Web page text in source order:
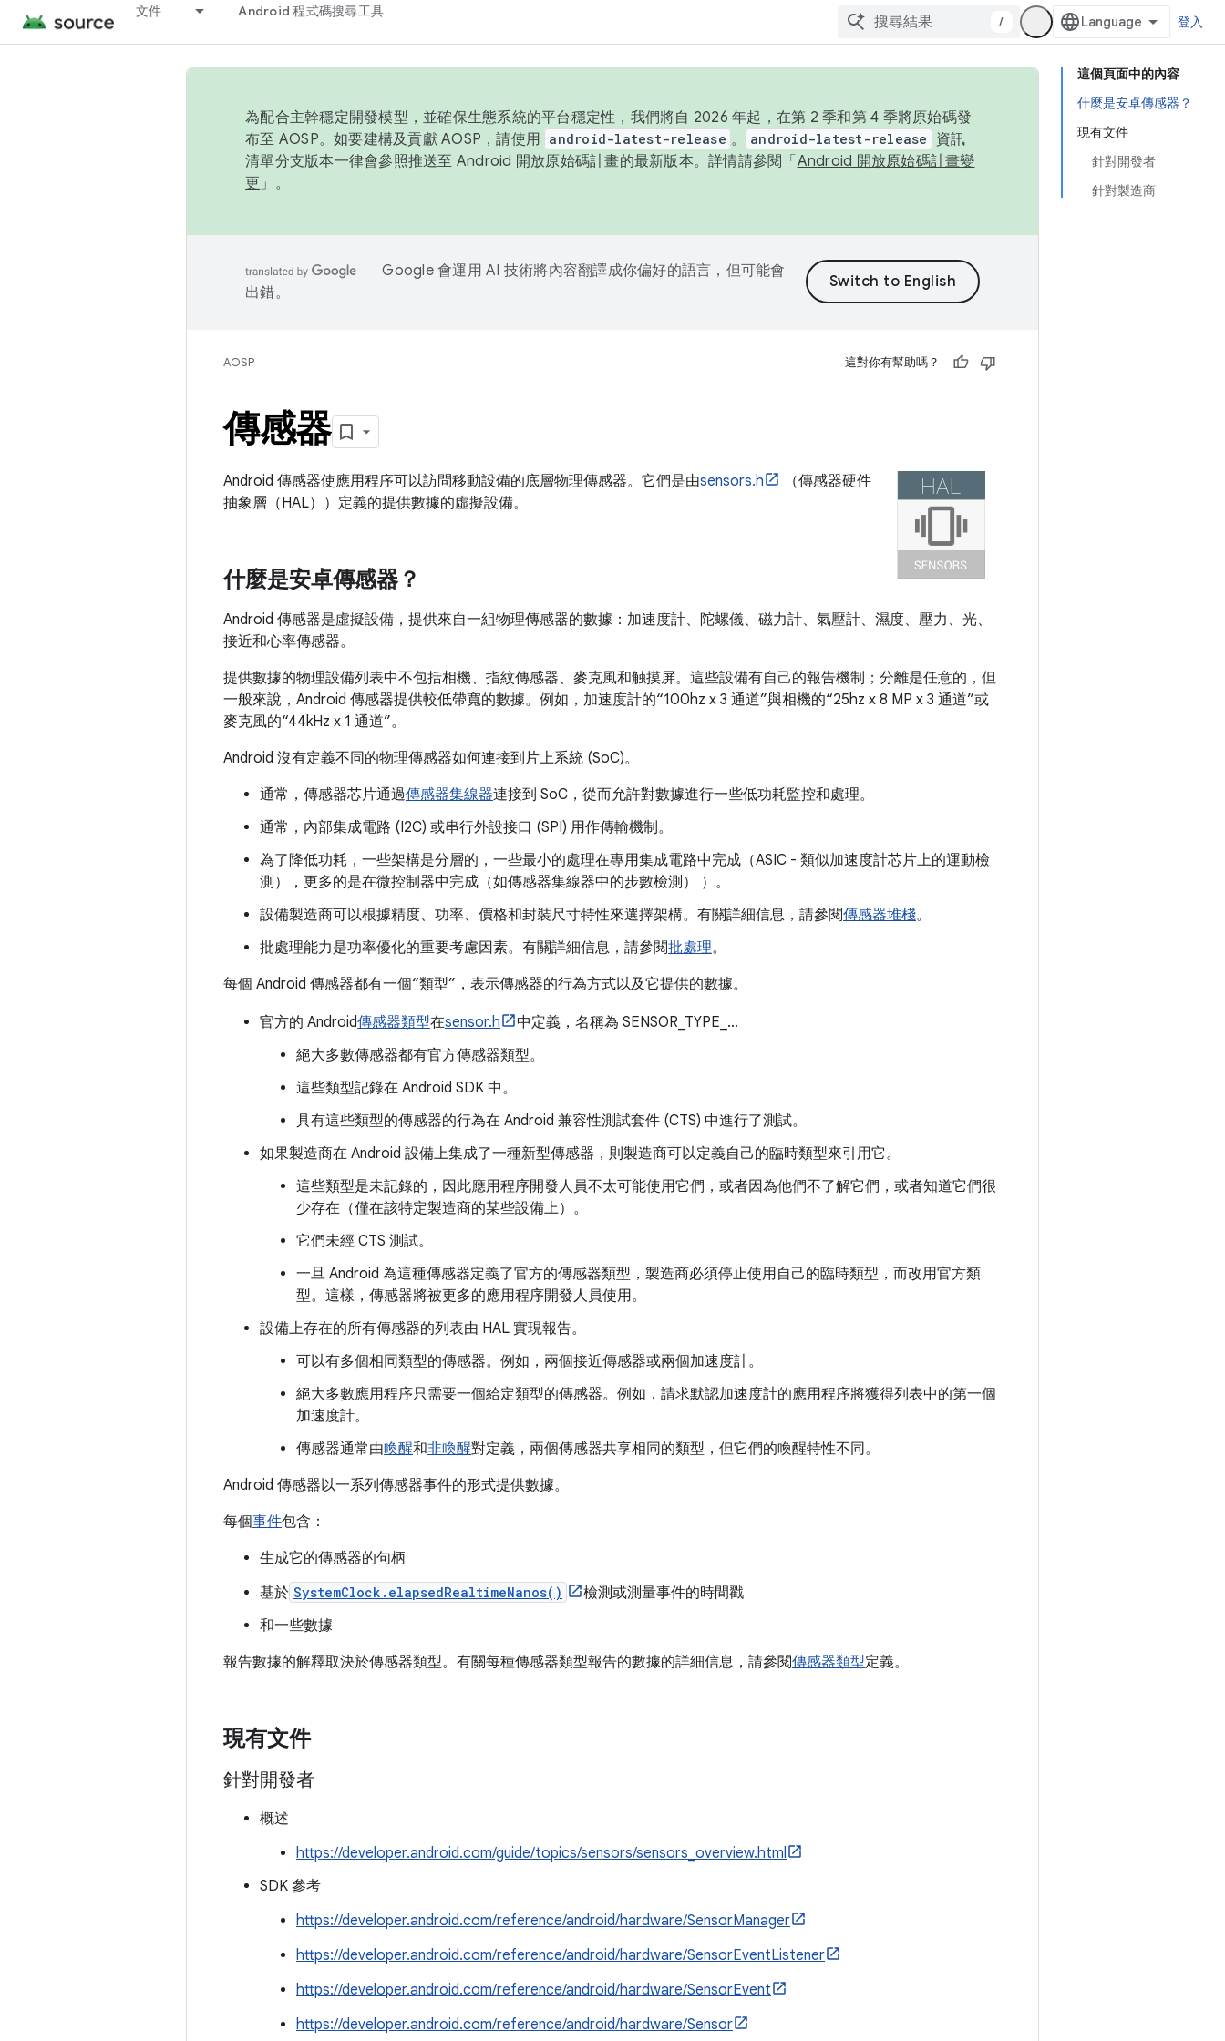
文件 Android 程式碼搜尋工具
/ 登入
這個頁面中的內容
什麼是安卓傳感器？
現有文件
針對開發者
針對製造商
為配合主幹穩定開發模型，並確保生態系統的平台穩定性，我們將自 2026 年起，在第 2 季和第 4 季將原始碼發
布至 AOSP。如要建構及貢獻 AOSP，請使用 android-latest-release 。 android-latest-release
資訊
清單分支版本一律會參照推送至 Android 開放原始碼計畫的最新版本。詳情請參閱「 Android 開放原始碼計畫變
更 」。
Google 會運用 AI 技術將內容翻譯成你偏好的語言，但可能會
出錯。
AOSP 這對你有幫助嗎？
傳感器
Android 傳感器使應用程序可以訪問移動設備的底層物理傳感器。它們是由sensors.h
（傳感器硬件
抽象層（HAL））定義的提供數據的虛擬設備。
什麼是安卓傳感器？
Android 傳感器是虛擬設備，提供來自一組物理傳感器的數據：加速度計、陀螺儀、磁力計、氣壓計、濕度、壓力、光、
接近和心率傳感器。
提供數據的物理設備列表中不包括相機、指紋傳感器、麥克風和触摸屏。這些設備有自己的報告機制；分離是任意的，但
一般來說，Android 傳感器提供較低帶寬的數據。例如，加速度計的“100hz x 3 通道”與相機的“25hz x 8 MP x 3 通道”或
麥克風的“44kHz x 1 通道”。
Android 沒有定義不同的物理傳感器如何連接到片上系統 (SoC)。
通常，傳感器芯片通過傳感器集線器連接到 SoC，從而允許對數據進行一些低功耗監控和處理。
通常，內部集成電路 (I2C) 或串行外設接口 (SPI) 用作傳輸機制。
為了降低功耗，一些架構是分層的，一些最小的處理在專用集成電路中完成（ASIC - 類似加速度計芯片上的運動檢
測），更多的是在微控制器中完成（如傳感器集線器中的步數檢測） ）。
設備製造商可以根據精度、功率、價格和封裝尺寸特性來選擇架構。有關詳細信息，請參閱傳感器堆棧。
批處理能力是功率優化的重要考慮因素。有關詳細信息，請參閱批處理。
每個 Android 傳感器都有一個“類型”，表示傳感器的行為方式以及它提供的數據。
官方的 Android傳感器類型在sensor.h
中定義，名稱為 SENSOR_TYPE_...
絕大多數傳感器都有官方傳感器類型。
這些類型記錄在 Android SDK 中。
具有這些類型的傳感器的行為在 Android 兼容性測試套件 (CTS) 中進行了測試。
如果製造商在 Android 設備上集成了一種新型傳感器，則製造商可以定義自己的臨時類型來引用它。
這些類型是未記錄的，因此應用程序開發人員不太可能使用它們，或者因為他們不了解它們，或者知道它們很
少存在（僅在該特定製造商的某些設備上）。
它們未經 CTS 測試。
一旦 Android 為這種傳感器定義了官方的傳感器類型，製造商必須停止使用自己的臨時類型，而改用官方類
型。這樣，傳感器將被更多的應用程序開發人員使用。
設備上存在的所有傳感器的列表由 HAL 實現報告。
可以有多個相同類型的傳感器。例如，兩個接近傳感器或兩個加速度計。
絕大多數應用程序只需要一個給定類型的傳感器。例如，請求默認加速度計的應用程序將獲得列表中的第一個
加速度計。
傳感器通常由喚醒和非喚醒對定義，兩個傳感器共享相同的類型，但它們的喚醒特性不同。
Android 傳感器以一系列傳感器事件的形式提供數據。
每個事件包含：
生成它的傳感器的句柄
基於 SystemClock.elapsedRealtimeNanos()
檢測或測量事件的時間戳
和一些數據
報告數據的解釋取決於傳感器類型。有關每種傳感器類型報告的數據的詳細信息，請參閱傳感器類型定義。
現有文件
針對開發者
概述
https://developer.android.com/guide/topics/sensors/sensors_overview.html
SDK 參考
https://developer.android.com/reference/android/hardware/SensorManager
https://developer.android.com/reference/android/hardware/SensorEventListener
https://developer.android.com/reference/android/hardware/SensorEvent
https://developer.android.com/reference/android/hardware/Sensor